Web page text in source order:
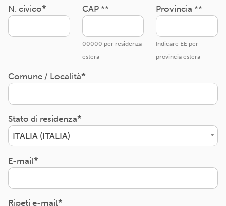
N. civico CAP **
00000 per residenza
estera
Provincia **
Indicare EE per
provincia estera
Comune / Località
Stato di residenza
ITALIA (ITALIA)
E-mail
Ripeti e-mail